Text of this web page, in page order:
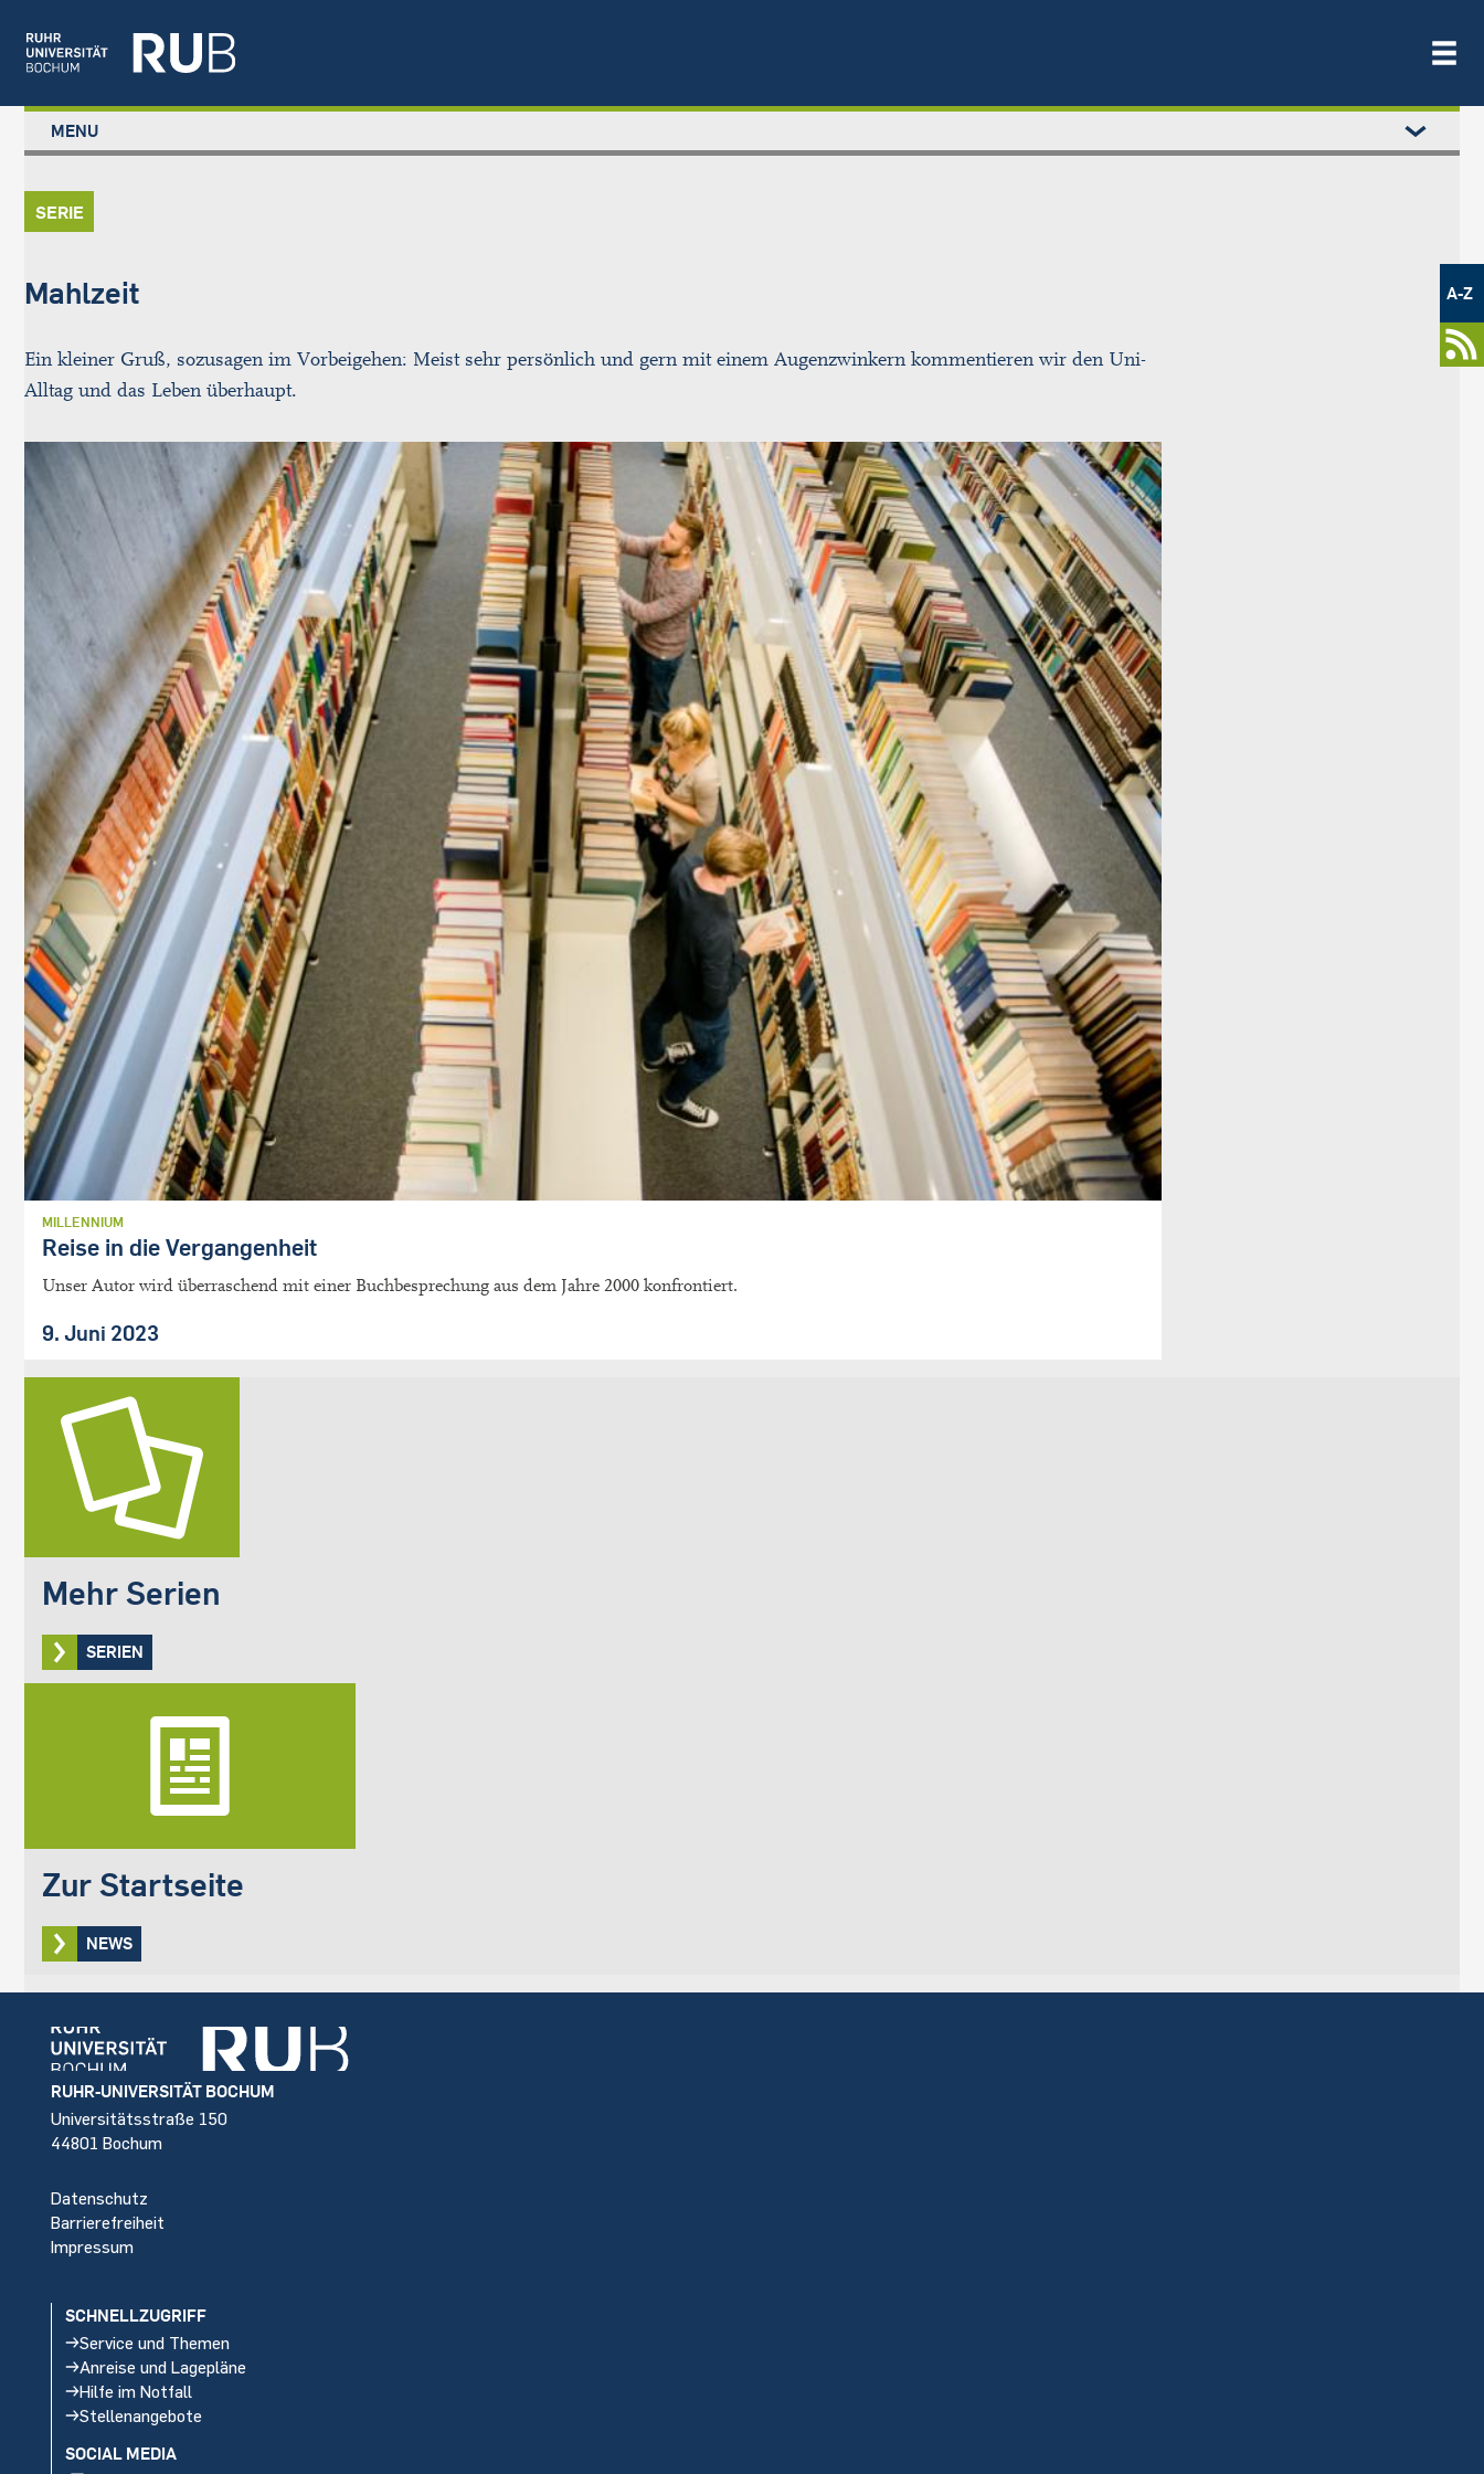
Main
STUDIUM
TRANSFER
ÜBER UNS
Metamenü
A-Z
Left
study
menu
MENU
SERIE
Mahlzeit
Ein kleiner Gruß, sozusagen im Vorbeigehen: Meist sehr persönlich und gern mit einem Augenzwinkern kommentieren wir den Uni-
Alltag und das Leben überhaupt.
MILLENNIUM
Reise in die Vergangenheit
Unser Autor wird überraschend mit einer Buchbesprechung aus dem Jahre 2000 konfrontiert.
9. Juni 2023
Mehr Serien
SERIEN
Zur Startseite
NEWS
Footer
RUHR-UNIVERSITÄT BOCHUM
Universitätsstraße 150
44801 Bochum
Datenschutz
Barrierefreiheit
Impressum
SCHNELLZUGRIFF
Service und Themen
Anreise und Lagepläne
Hilfe im Notfall
Stellenangebote
SOCIAL MEDIA